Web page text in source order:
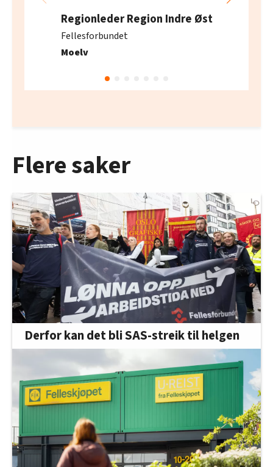
Regionleder Region Indre Øst
Fellesforbundet
Moelv
Flere saker
Derfor kan det bli SAS-streik til helgen